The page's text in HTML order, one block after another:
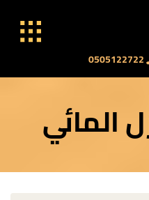
0505122722
المائي